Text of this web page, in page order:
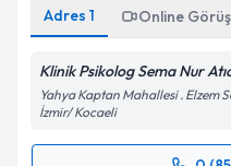
Adres 1 Online
Klinik Psikolog Sema Nur
Yahya Kaptan Mahallesi . Elzem